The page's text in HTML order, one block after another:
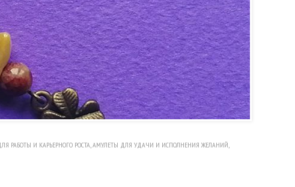
РАБОТЫ И КАРЬЕРНОГО РОСТА,АМУЛЕТЫ ДЛЯ УДАЧИ И ИСПОЛНЕНИЯ ЖЕЛАНИЙ